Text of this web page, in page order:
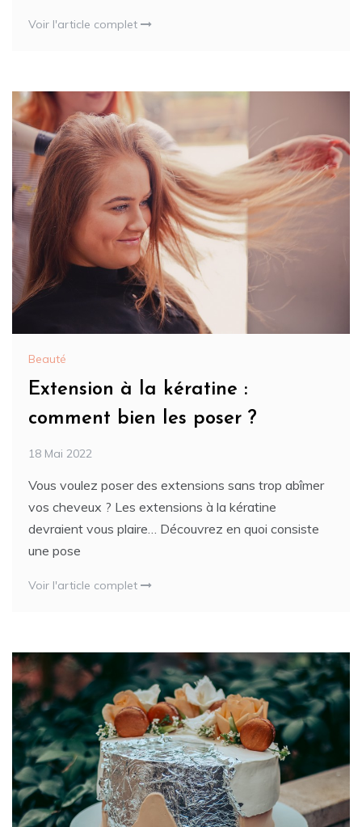
Voir l'article complet
Beauté
Extension à la kératine :
comment bien les poser ?
18 Mai 2022
Vous voulez poser des extensions sans trop abîmer
vos cheveux ? Les extensions à la kératine
devraient vous plaire… Découvrez en quoi consiste
une pose
Voir l'article complet